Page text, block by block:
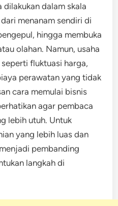
dilakukan dalam skala
menanam sendiri di
hingga membuka
olahan. Namun, usaha
fluktuasi harga,
perawatan yang tidak
cara memulai bisnis
agar pembaca
lebih utuh. Untuk
yang lebih luas dan
pembanding
langkah di